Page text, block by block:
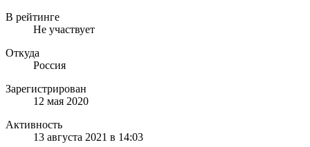
В рейтинге
Не участвует
Откуда
Россия
Зарегистрирован
12 мая 2020
Активность
13 августа 2021 в 14:03